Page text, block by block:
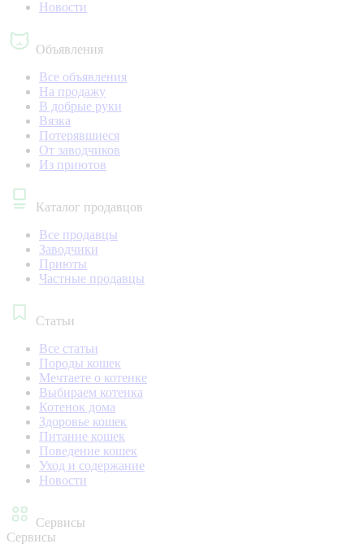
Новости
Объявления
Все объявления
На продажу
В добрые руки
Вязка
Потерявшиеся
От заводчиков
Из приютов
Каталог продавцов
Все продавцы
Заводчики
Приюты
Частные продавцы
Статьи
Все статьи
Породы кошек
Мечтаете о котенке
Выбираем котенка
Котенок дома
Здоровье кошек
Питание кошек
Поведение кошек
Уход и содержание
Новости
Сервисы
Сервисы